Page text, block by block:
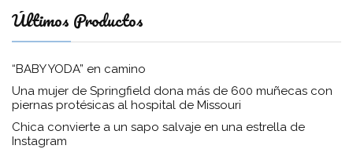
Últimos Productos
“BABY YODA” en camino
Una mujer de Springfield dona más de 600 muñecas con
piernas protésicas al hospital de Missouri
Chica convierte a un sapo salvaje en una estrella de
Instagram